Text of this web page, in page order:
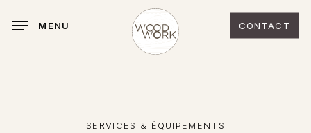
CONTACT
MENU
SERVICES & ÉQUIPEMENTS